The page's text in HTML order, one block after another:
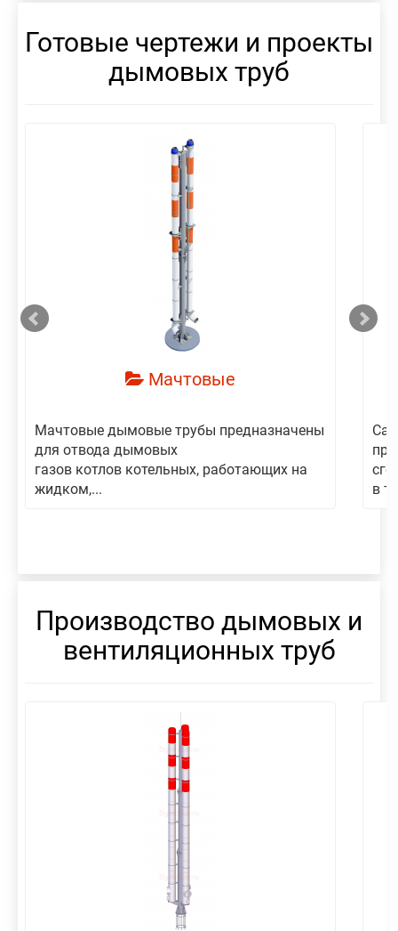
Готовые чертежи и проекты
дымовых труб
Мачтовые
Мачтовые дымовые трубы предназначены
для отвода дымовых
газов котлов котельных, работающих на
жидком,...
в
Производство дымовых и
вентиляционных труб